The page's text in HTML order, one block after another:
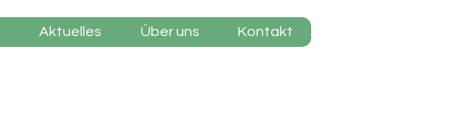
Aktuelles Über uns Kontakt